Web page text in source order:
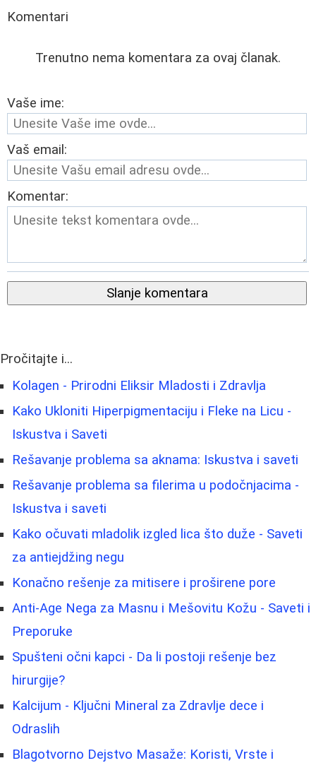
Komentari
Trenutno nema komentara za ovaj članak.
Vaše ime:
Vaš email:
Komentar:
Slanje komentara
Pročitajte i...
Kolagen - Prirodni Eliksir Mladosti i Zdravlja
Kako Ukloniti Hiperpigmentaciju i Fleke na Licu -
Iskustva i Saveti
Rešavanje problema sa aknama: Iskustva i saveti
Rešavanje problema sa filerima u podočnjacima -
Iskustva i saveti
Kako očuvati mladolik izgled lica što duže - Saveti
za antiejdžing negu
Konačno rešenje za mitisere i proširene pore
Anti-Age Nega za Masnu i Mešovitu Kožu - Saveti i
Preporuke
Spušteni očni kapci - Da li postoji rešenje bez
hirurgije?
Kalcijum - Ključni Mineral za Zdravlje dece i
Odraslih
Blagotvorno Dejstvo Masaže: Koristi, Vrste i